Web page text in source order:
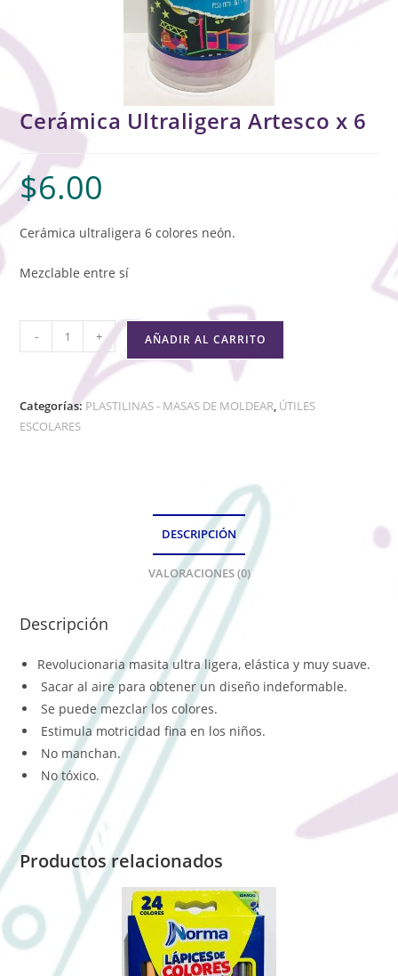
Cerámica Ultraligera Artesco x 6
$6.00
Cerámica ultraligera 6 colores neón.
Mezclable entre sí
- + AÑADIR AL CARRITO
Categorías: PLASTILINAS - MASAS DE MOLDEAR, ÚTILES
ESCOLARES
DESCRIPCIÓN
VALORACIONES (0)
Descripción
Revolucionaria masita ultra ligera, elástica y muy suave.
Sacar al aire para obtener un diseño indeformable.
Se puede mezclar los colores.
Estimula motricidad fina en los niños.
No manchan.
No tóxico.
Productos relacionados